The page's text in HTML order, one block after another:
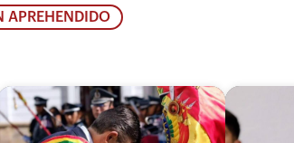
APREHENDIDO